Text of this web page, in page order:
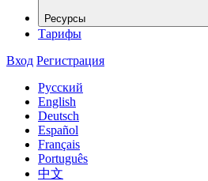
Ресурсы
Тарифы
Вход Регистрация
Русский
English
Deutsch
Español
Français
Português
中文